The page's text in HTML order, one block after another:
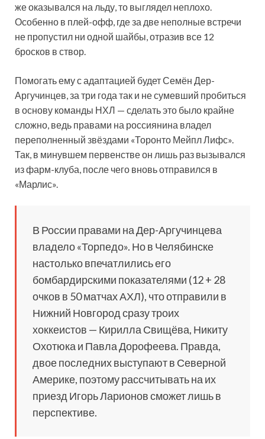
же оказывался на льду, то выглядел неплохо.
Особенно в плей-офф, где за две неполные встречи
не пропустил ни одной шайбы, отразив все 12
бросков в створ.
Помогать ему с адаптацией будет Семён Дер-
Аргучинцев, за три года так и не сумевший пробиться
в основу команды НХЛ — сделать это было крайне
сложно, ведь правами на россиянина владел
переполненный звёздами «Торонто Мейпл Лифс».
Так, в минувшем первенстве он лишь раз вызывался
из фарм-клуба, после чего вновь отправился в
«Марлис».
В России правами на Дер-Аргучинцева
владело «Торпедо». Но в Челябинске
настолько впечатлились его
бомбардирскими показателями (12 + 28
очков в 50 матчах АХЛ), что отправили в
Нижний Новгород сразу троих
хоккеистов — Кирилла Свищёва, Никиту
Охотюка и Павла Дорофеева. Правда,
двое последних выступают в Северной
Америке, поэтому рассчитывать на их
приезд Игорь Ларионов сможет лишь в
перспективе.